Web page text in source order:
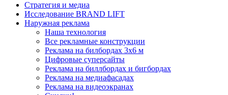
Стратегия и медиа
Исследование BRAND LIFT
Наружная реклама
Наша технология
Все рекламные конструкции
Реклама на билбордах 3х6 м
Цифровые суперсайты
Реклама на биллбордах и бигбордах
Реклама на медиафасадах
Реклама на видеоэкранах